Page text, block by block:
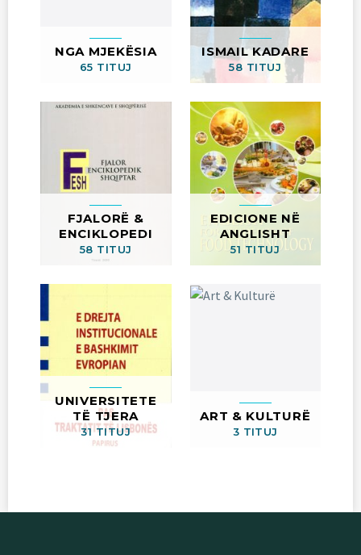
NGA MJEKËSIA
65 TITUJ
ISMAIL KADARE
58 TITUJ
FJALORË &
ENCIKLOPEDI
58 TITUJ
EDICIONE NË
ANGLISHT
51 TITUJ
UNIVERSITETE
TË TJERA
31 TITUJ
ART & KULTURË
3 TITUJ